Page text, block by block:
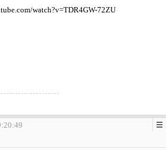
watch?v=TDR4GW-72ZU